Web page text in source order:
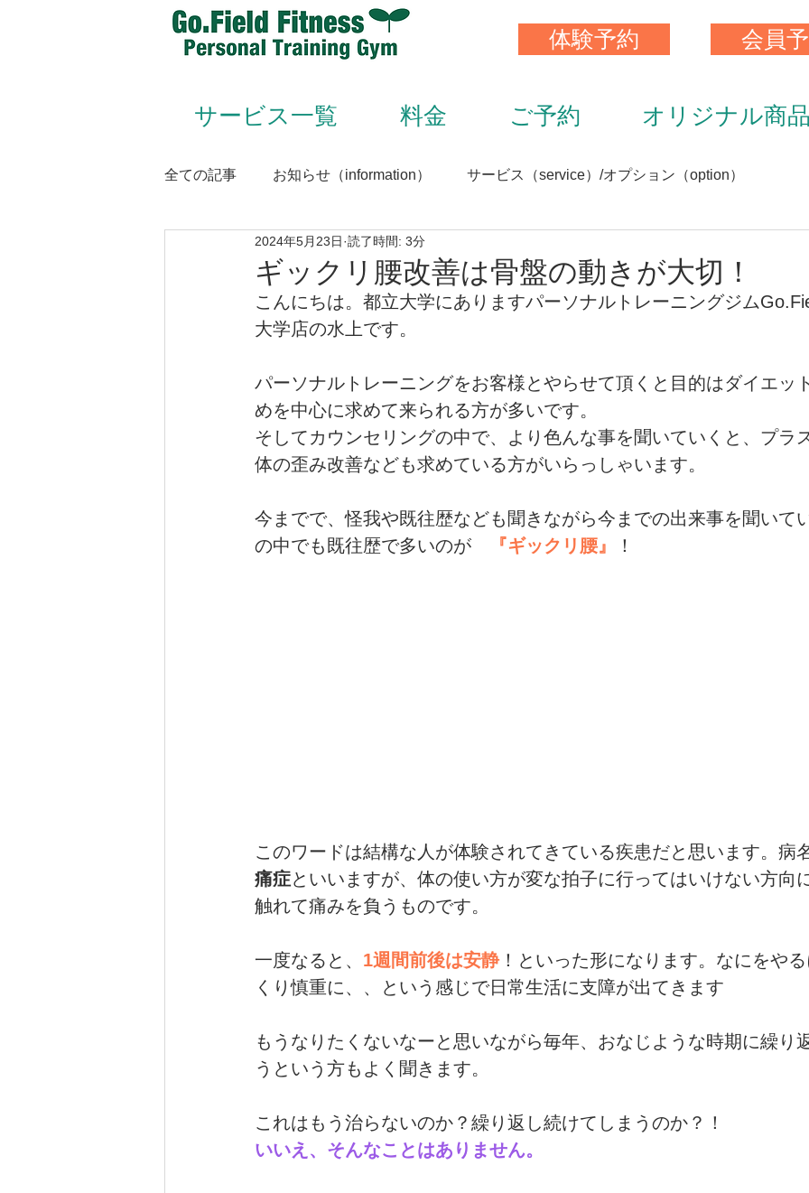
体験予約 会員
サービス一覧 料金 ご予約 オリジナル商品
全ての記事 お知らせ（information） サービス（service）/オプション（option）
Animal Flow（アニマルフロー）
Conditioning＆Mentenance
トレーナー（trainer）／スタッフ（staff） 加圧トレーニング（KAATU training） ト
健康（wellness） スポーツ（sports） MARE Cycle Field MARE イベントエン
ギックリ腰改善は骨盤の動きが大切！
2024年5月23日 読了時間: 3分
こんにちは。都立大学にありますパーソナルトレーニングジム
大学店の水上です。
パーソナルトレーニングをお客様とやらせて頂くと目的はダイエッ
めを中心に求めて来られる方が多いです。
そしてカウンセリングの中で、より色んな事を聞いていくと、プラ
体の歪み改善なども求めている方がいらっしゃいます。
今までで、怪我や既往歴なども聞きながら今までの出来事を聞いて
の中でも既往歴で多いのが
『ギックリ腰』 ！
このワードは結構な人が体験されてきている疾患だと思います。病
痛症といいますが、体の使い方が変な拍子に行ってはいけない方向
触れて痛みを負うものです。
一度なると、 1週間前後は安静！といった形になります。なにをや
くり慎重に、、という感じで日常生活に支障が出てきます
もうなりたくないなーと思いながら毎年、おなじような時期に繰り
うという方もよく聞きます。
これはもう治らないのか？繰り返し続けてしまうのか？！
いいえ、そんなことはありません。